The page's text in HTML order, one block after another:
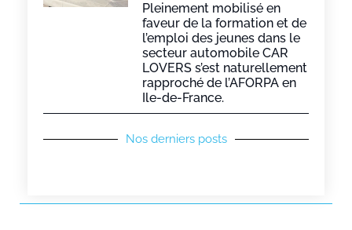
Pleinement mobilisé en
faveur de la formation et de
l’emploi des jeunes dans le
secteur automobile CAR
LOVERS s’est naturellement
rapproché de l’AFORPA en
Ile-de-France.
Nos derniers posts